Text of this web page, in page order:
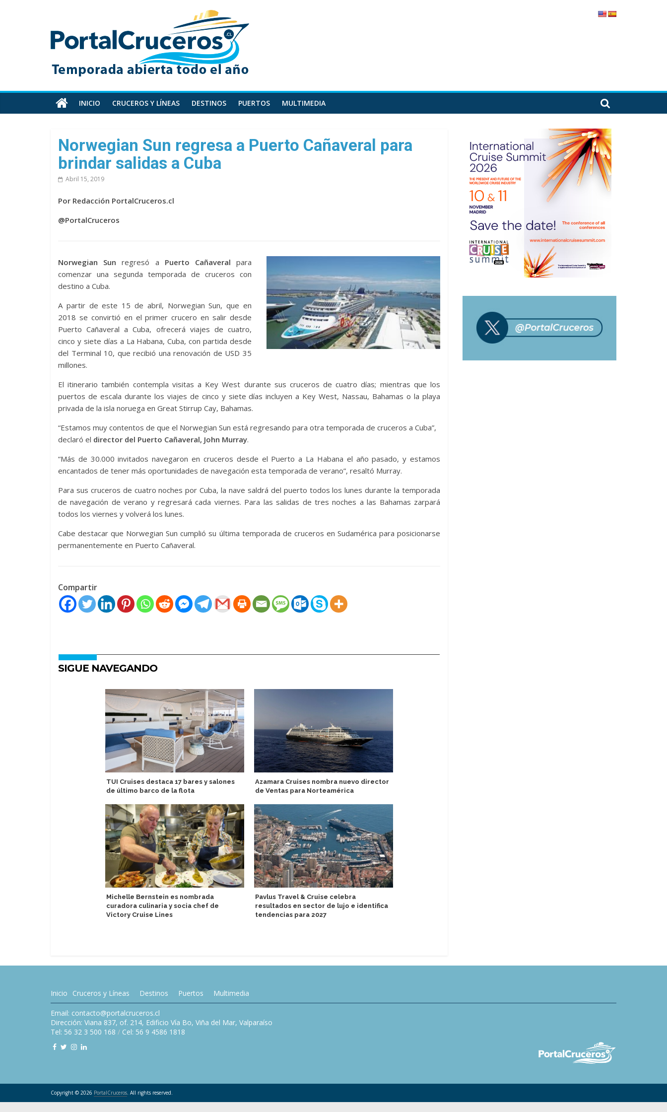
PortalCruceros
Toda
información
cruceros
en
un
sitio
INICIO CRUCEROS Y LÍNEAS DESTINOS PUERTOS MULTIMEDIA
Norwegian Sun regresa a Puerto Cañaveral para
brindar salidas a Cuba
Abril 15, 2019
Por Redacción PortalCruceros.cl
@PortalCruceros
Norwegian Sun regresó a Puerto Cañaveral para
comenzar una segunda temporada de cruceros con
destino a Cuba.
A partir de este 15 de abril, Norwegian Sun, que en
2018 se convirtió en el primer crucero en salir desde
Puerto Cañaveral a Cuba, ofrecerá viajes de cuatro,
cinco y siete días a La Habana, Cuba, con partida desde
del Terminal 10, que recibió una renovación de USD 35
millones.
El itinerario también contempla visitas a Key West durante sus cruceros de cuatro días; mientras que los
puertos de escala durante los viajes de cinco y siete días incluyen a Key West, Nassau, Bahamas o la playa
privada de la isla noruega en Great Stirrup Cay, Bahamas.
“Estamos muy contentos de que el Norwegian Sun está regresando para otra temporada de cruceros a Cuba”,
declaró el director del Puerto Cañaveral, John Murray.
“Más de 30.000 invitados navegaron en cruceros desde el Puerto a La Habana el año pasado, y estamos
encantados de tener más oportunidades de navegación esta temporada de verano”, resaltó Murray.
Para sus cruceros de cuatro noches por Cuba, la nave saldrá del puerto todos los lunes durante la temporada
de navegación de verano y regresará cada viernes. Para las salidas de tres noches a las Bahamas zarpará
todos los viernes y volverá los lunes.
Cabe destacar que Norwegian Sun cumplió su última temporada de cruceros en Sudamérica para posicionarse
permanentemente en Puerto Cañaveral.
Compartir
SIGUE NAVEGANDO
TUI Cruises destaca 17 bares y salones
de último barco de la flota
Michelle Bernstein es nombrada
curadora culinaria y socia chef de
Victory Cruise Lines
Azamara Cruises nombra nuevo director
de Ventas para Norteamérica
Pavlus Travel & Cruise celebra
resultados en sector de lujo e identifica
tendencias para 2027
Inicio Cruceros y Líneas Destinos Puertos Multimedia
Email: contacto@portalcruceros.cl
Dirección: Viana 837, of. 214, Edificio Vía Bo, Viña del Mar, Valparaíso
Tel: 56 32 3 500 168 / Cel: 56 9 4586 1818
Copyright © 2026 PortalCruceros. All rights reserved.